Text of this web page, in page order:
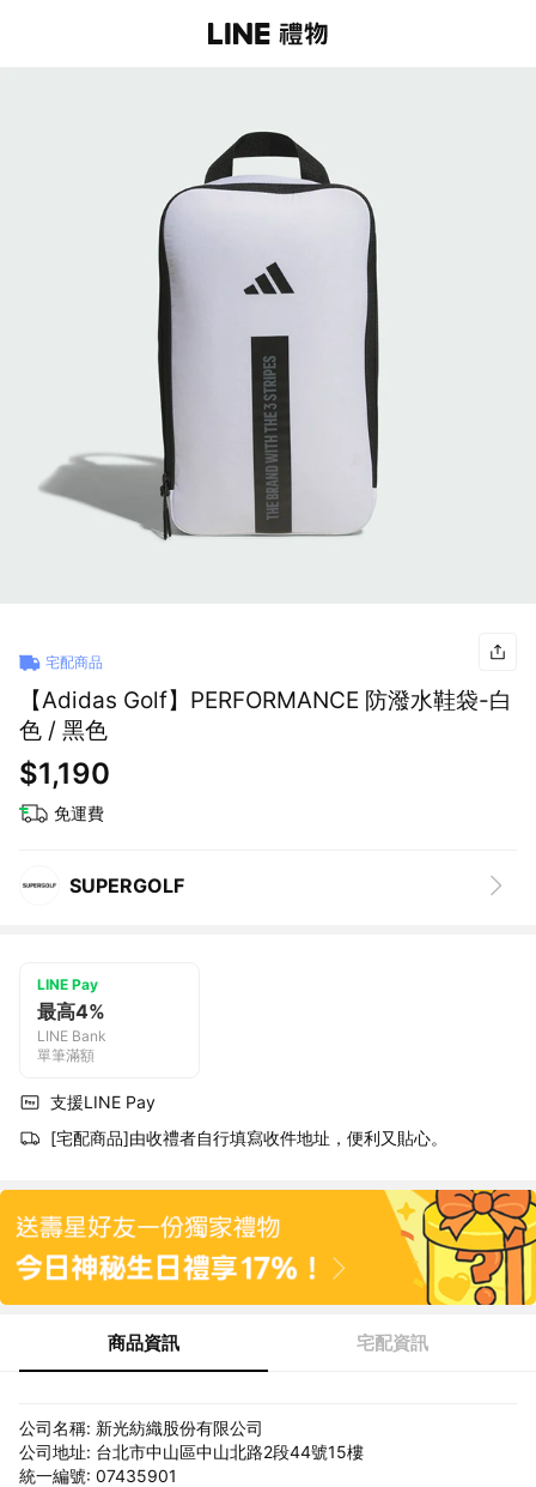
宅配商品
【Adidas Golf】PERFORMANCE 防潑水鞋袋-白
色 / 黑色
$1,190
免運費
SUPERGOLF
LINE Pay
最高4%
LINE Bank
單筆滿額
支援LINE Pay
[宅配商品]由收禮者自行填寫收件地址，便利又貼心。
商品資訊 宅配資訊
公司名稱: 新光紡織股份有限公司
公司地址: 台北市中山區中山北路2段44號15樓
統一編號: 07435901